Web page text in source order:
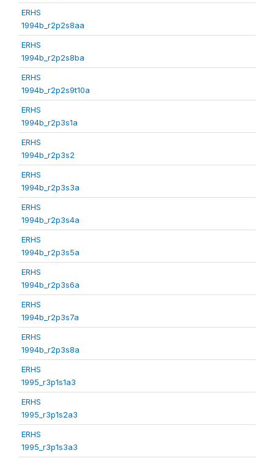
ERHS
1994b_r2p2s8aa
ERHS
1994b_r2p2s8ba
ERHS
1994b_r2p2s9t10a
ERHS
1994b_r2p3s1a
ERHS
1994b_r2p3s2
ERHS
1994b_r2p3s3a
ERHS
1994b_r2p3s4a
ERHS
1994b_r2p3s5a
ERHS
1994b_r2p3s6a
ERHS
1994b_r2p3s7a
ERHS
1994b_r2p3s8a
ERHS
1995_r3p1s1a3
ERHS
1995_r3p1s2a3
ERHS
1995_r3p1s3a3